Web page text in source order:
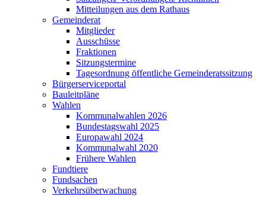
Mitteilungen aus dem Rathaus
Gemeinderat
Mitglieder
Ausschüsse
Fraktionen
Sitzungstermine
Tagesordnung öffentliche Gemeinderatssitzung
Bürgerserviceportal
Bauleitpläne
Wahlen
Kommunalwahlen 2026
Bundestagswahl 2025
Europawahl 2024
Kommunalwahl 2020
Frühere Wahlen
Fundtiere
Fundsachen
Verkehrsüberwachung